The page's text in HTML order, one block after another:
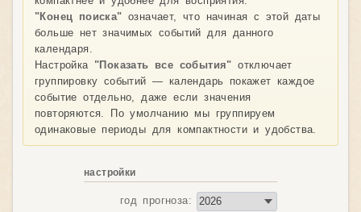
"Конец поиска" означает, что начиная с этой даты
больше нет значимых событий для данного
календаря.
Настройка "Показать все события" отключает
группировку событий — календарь покажет каждое
событие отдельно, даже если значения
повторяются. По умолчанию мы группируем
одинаковые периоды для компактности и удобства.
настройки
год прогноза: